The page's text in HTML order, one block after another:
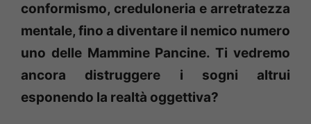
conformismo, creduloneria e arretratezza
mentale, fino a diventare il nemico numero
uno delle Mammine Pancine. Ti vedremo
ancora distruggere i sogni altrui
esponendo la realtà oggettiva?